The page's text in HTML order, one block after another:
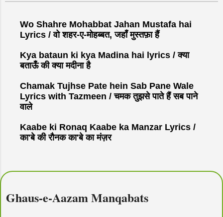
C
o
m
e
n
t
Wo Shahre Mohabbat Jahan Mustafa hai
Lyrics / वो शहर-ए-मोहब्बत, जहाँ मुस्तफ़ा हैं
Kya bataun ki kya Madina hai lyrics / क्या
बताऊँ की क्या मदीना है
Chamak Tujhse Pate hein Sab Pane Wale
Lyrics with Tazmeen / चमक तुझसे पाते हैं सब पाने
वाले
Kaabe ki Ronaq Kaabe ka Manzar Lyrics /
का'बे की रौनक का'बे का मंज़र
Ghaus-e-Aazam Manqabats